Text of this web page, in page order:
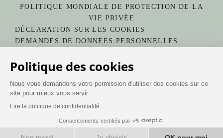
POLITIQUE MONDIALE DE PROTECTION DE LA
VIE PRIVÉE
DÉCLARATION SUR LES COOKIES
DEMANDES DE DONNÉES PERSONNELLES
CHOIX DES PUBLICITÉS
Copyright 2025 Hilton
RÉSERVER